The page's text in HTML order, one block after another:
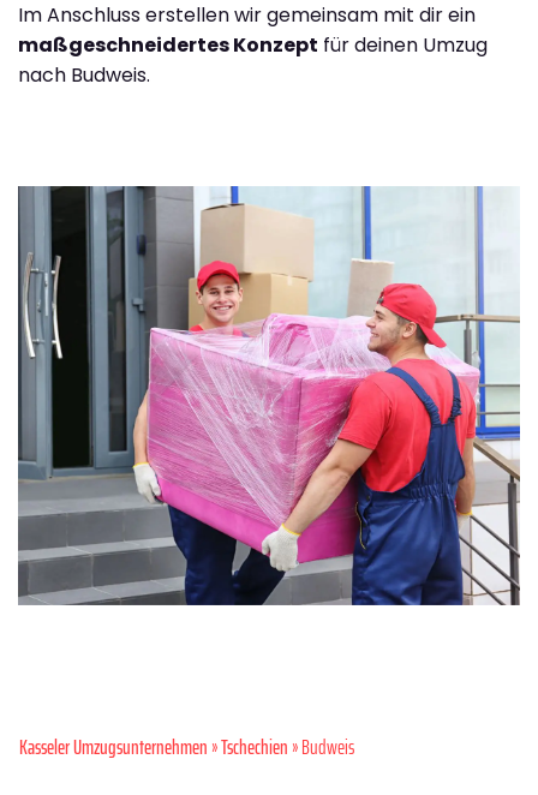
Im Anschluss erstellen wir gemeinsam mit dir ein
maßgeschneidertes Konzept für deinen Umzug
nach Budweis.
Kasseler Umzugsunternehmen»Tschechien» Budweis